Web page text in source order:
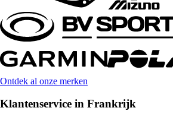
Ontdek al onze merken
Klantenservice in Frankrijk